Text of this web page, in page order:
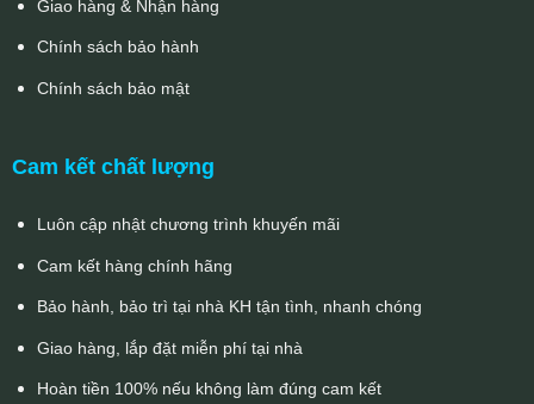
Giao hàng & Nhận hàng
Chính sách bảo hành
Chính sách bảo mật
Cam kết chất lượng
Luôn cập nhật chương trình khuyến mãi
Cam kết hàng chính hãng
Bảo hành, bảo trì tại nhà KH tận tình, nhanh chóng
Giao hàng, lắp đặt miễn phí tại nhà
Hoàn tiền 100% nếu không làm đúng cam kết